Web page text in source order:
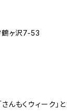
ヶ沢7-53
んもくウィーク」